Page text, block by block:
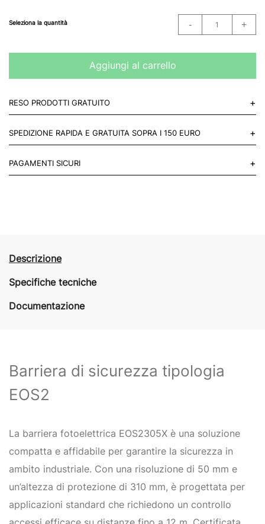
Seleziona la quantità
Aggiungi al carrello
RESO PRODOTTI GRATUITO +
Mettiti in contatto con noi
SPEDIZIONE RAPIDA E GRATUITA SOPRA I 150 EURO +
del mondo.
PAGAMENTI SICURI +
Descrizione
Specifiche tecniche
Documentazione
Barriera di sicurezza tipologia
EOS2
La barriera fotoelettrica EOS2305X è una soluzione
compatta e affidabile per garantire la sicurezza in
ambito industriale. Con una risoluzione di 50 mm e
un’altezza di protezione di 310 mm, è progettata per
applicazioni standard che richiedono un controllo